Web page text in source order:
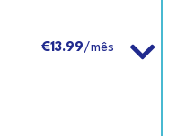
€13.99/mês